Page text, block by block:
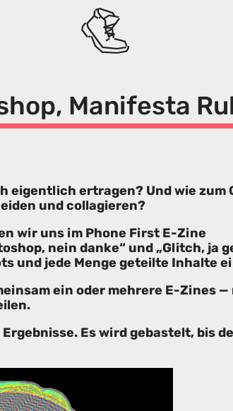
Manifesta
eigentlich ertragen? Und wie zum
und collagieren?
wir uns im Phone First E-Zine
nein danke“ und „Glitch, ja
und jede Menge geteilte Inhalte
ein oder mehrere E-Zines
Es wird gebastelt, bis